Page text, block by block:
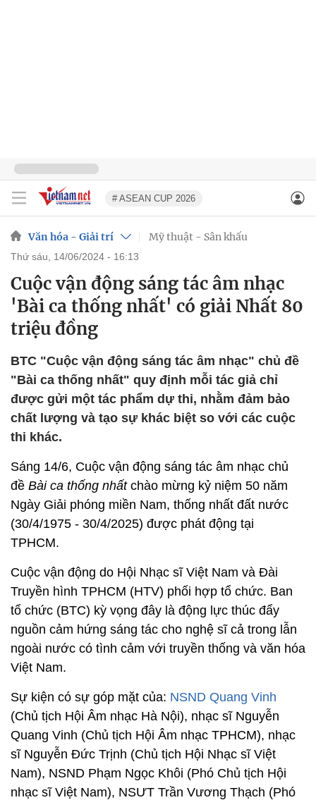
# ASEAN CUP 2026
Văn hóa - Giải trí Mỹ thuật - Sân khấu
thứ sáu, 14/06/2024 - 16:13
Cuộc vận động sáng tác âm nhạc
'Bài ca thống nhất' có giải Nhất 80
triệu đồng
BTC "Cuộc vận động sáng tác âm nhạc" chủ đề
"Bài ca thống nhất" quy định mỗi tác giả chỉ
được gửi một tác phẩm dự thi, nhằm đảm bảo
chất lượng và tạo sự khác biệt so với các cuộc
thi khác.
Sáng 14/6, Cuộc vận động sáng tác âm nhạc chủ
đề Bài ca thống nhấtchào mừng kỷ niệm 50 năm
Ngày Giải phóng miền Nam, thống nhất đất nước
(30/4/1975 - 30/4/2025) được phát động tại
TPHCM.
Cuộc vận động do Hội Nhạc sĩ Việt Nam và Đài
Truyền hình TPHCM (HTV) phối hợp tổ chức. Ban
tổ chức (BTC) kỳ vọng đây là động lực thúc đẩy
nguồn cảm hứng sáng tác cho nghệ sĩ cả trong lẫn
ngoài nước có tình cảm với truyền thống và văn hóa
Việt Nam.
Sự kiện có sự góp mặt của: NSND Quang Vinh
(Chủ tịch Hội Âm nhạc Hà Nội), nhạc sĩ Nguyễn
Quang Vinh (Chủ tịch Hội Âm nhạc TPHCM), nhạc
sĩ Nguyễn Đức Trịnh (Chủ tịch Hội Nhạc sĩ Việt
Nam), NSND Phạm Ngọc Khôi (Phó Chủ tịch Hội
nhạc sĩ Việt Nam), NSƯT Trần Vương Thạch (Phó